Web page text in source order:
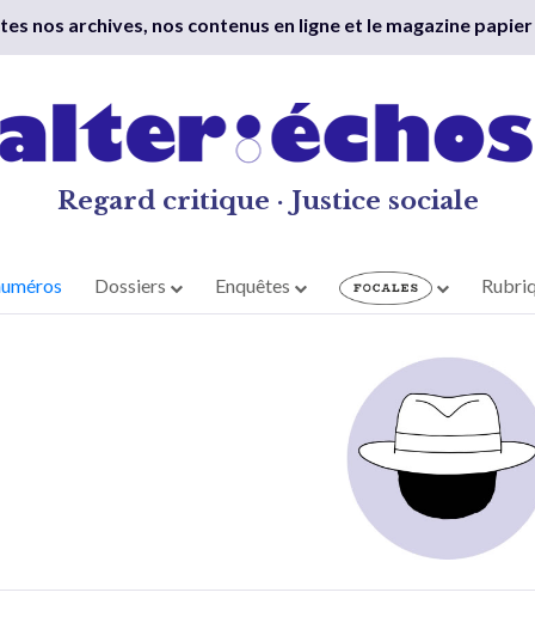
nos archives, nos contenus en ligne et le magazine papier
Regard critique · Justice sociale
Dossiers Enquêtes